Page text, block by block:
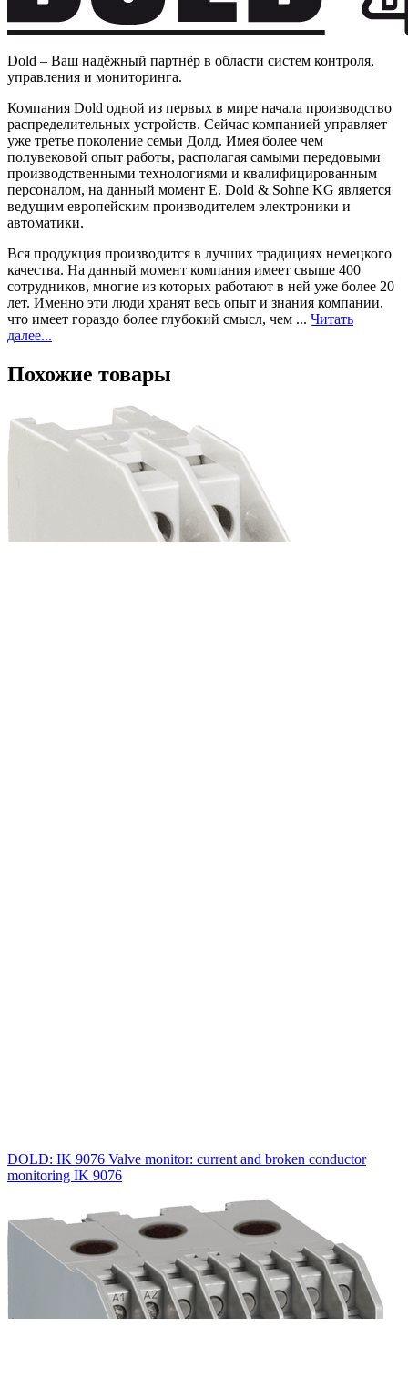
Dold – Ваш надёжный партнёр в области систем контроля,
управления и мониторинга.
Компания Dold одной из первых в мире начала производство
распределительных устройств. Сейчас компанией управляет
уже третье поколение семьи Долд. Имея более чем
полувековой опыт работы, располагая самыми передовыми
производственными технологиями и квалифицированным
персоналом, на данный момент E. Dold & Sohne KG является
ведущим европейским производителем электроники и
автоматики.
Вся продукция производится в лучших традициях немецкого
качества. На данный момент компания имеет свыше 400
сотрудников, многие из которых работают в ней уже более 20
лет. Именно эти люди хранят весь опыт и знания компании,
что имеет гораздо более глубокий смысл, чем ... Читать
далее...
Похожие товары
DOLD: IK 9076 Valve monitor: current and broken conductor
monitoring IK 9076